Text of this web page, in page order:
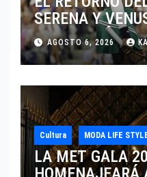
SERENA Y
DISPUTARÁN
CINCINNATI
AGOSTO 6, 2026
Cultura MODA LIFE
LA MET GALA